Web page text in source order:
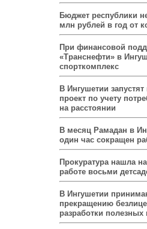
Бюджет республики
млн рублей в год от
При финансовой
«Транснефти» в
спорткомплекс
В Ингушетии
проект по учету
на расстоянии
В месяц Рамадан в
один час сокращен
Прокуратура нашла
работе восьми
В Ингушетии
прекращению
разработки